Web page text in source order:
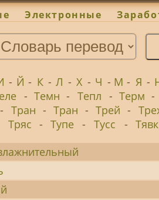
Электронные
- Й - К - Л - Х - Ч - М - Я -
- Темн - Тепл - Терм -
- Тран - Тран - Трей -
Тряс - Тупе - Тусс - Тявк